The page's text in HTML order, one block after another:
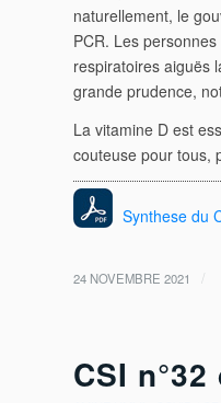
naturellement, le
PCR. Les
respiratoires aiguës
grande prudence,
La vitamine D est
couteuse pour tous,
Synthese du
24 NOVEMBRE 2021 /
CSI